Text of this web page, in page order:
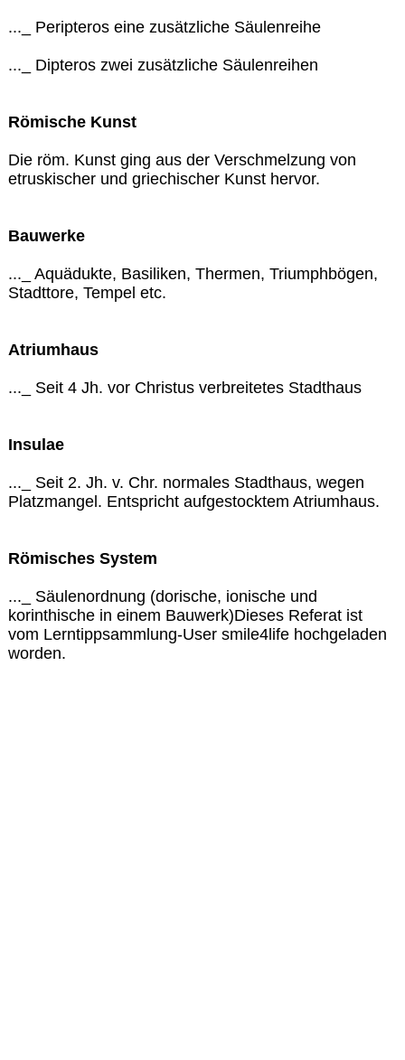
..._ Peripteros eine zusätzliche Säulenreihe
..._ Dipteros zwei zusätzliche Säulenreihen
Römische Kunst
Die röm. Kunst ging aus der Verschmelzung von
etruskischer und griechischer Kunst hervor.
Bauwerke
..._ Aquädukte, Basiliken, Thermen, Triumphbögen,
Stadttore, Tempel etc.
Atriumhaus
..._ Seit 4 Jh. vor Christus verbreitetes Stadthaus
Insulae
..._ Seit 2. Jh. v. Chr. normales Stadthaus, wegen
Platzmangel. Entspricht aufgestocktem Atriumhaus.
Römisches System
..._ Säulenordnung (dorische, ionische und
korinthische in einem Bauwerk)Dieses Referat ist
vom Lerntippsammlung-User smile4life hochgeladen
worden.